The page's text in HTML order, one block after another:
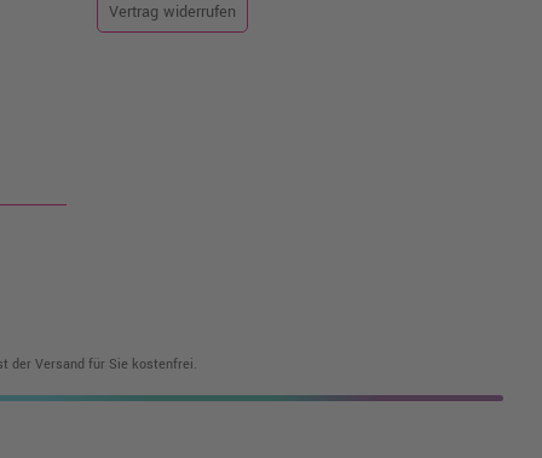
Vertrag widerrufen
der Versand für Sie kostenfrei.